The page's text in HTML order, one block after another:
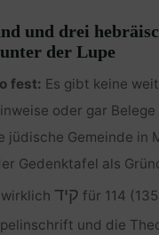
und drei
der Lupe
fest: Es gibt keine
oder gar
jüdische Gemeinde in
Gedenktafel als
קיד für 114
und die